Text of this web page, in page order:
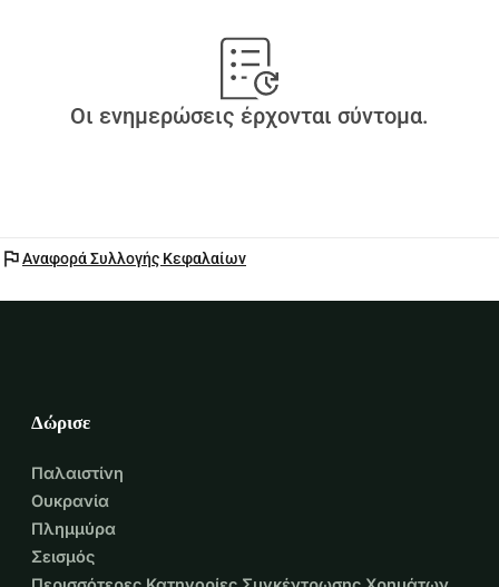
Οι ενημερώσεις έρχονται σύντομα.
flagΑναφορά Συλλογής Κεφαλαίων
Δώρισε
Παλαιστίνη
Ουκρανία
Πλημμύρα
Σεισμός